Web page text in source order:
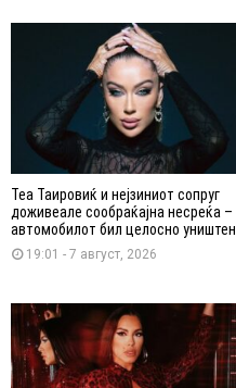
Теа Таировиќ и нејзиниот сопруг
доживеале сообраќајна несреќа –
автомобилот бил целосно уништен
19:01 - 7 август, 2026